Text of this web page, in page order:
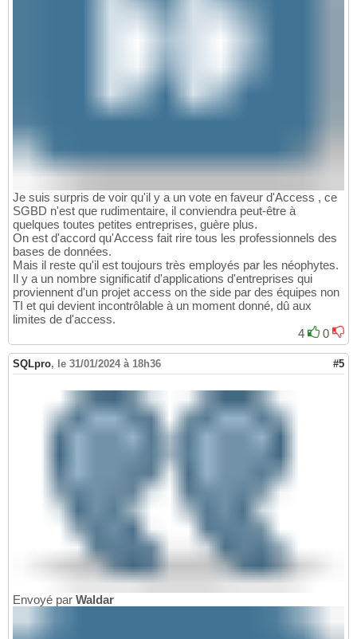
Je suis surpris de voir qu'il y a un vote en faveur d'Access , ce
SGBD n'est que rudimentaire, il conviendra peut-être à
quelques toutes petites entreprises, guère plus.
On est d'accord qu'Access fait rire tous les professionnels des
bases de données.
Mais il reste qu'il est toujours très employés par les néophytes.
Il y a un nombre significatif d'applications d'entreprises qui
proviennent d'un projet access on the side par des équipes non
TI et qui devient incontrôlable à un moment donné, dû aux
limites de d'access.
4
0
SQLpro, le 31/01/2024 à 18h36 #5
Envoyé par Waldar